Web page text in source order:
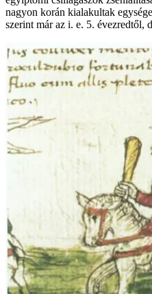
nagyon korán kialakultak
szerint már az i. e. 5. évezredtől,